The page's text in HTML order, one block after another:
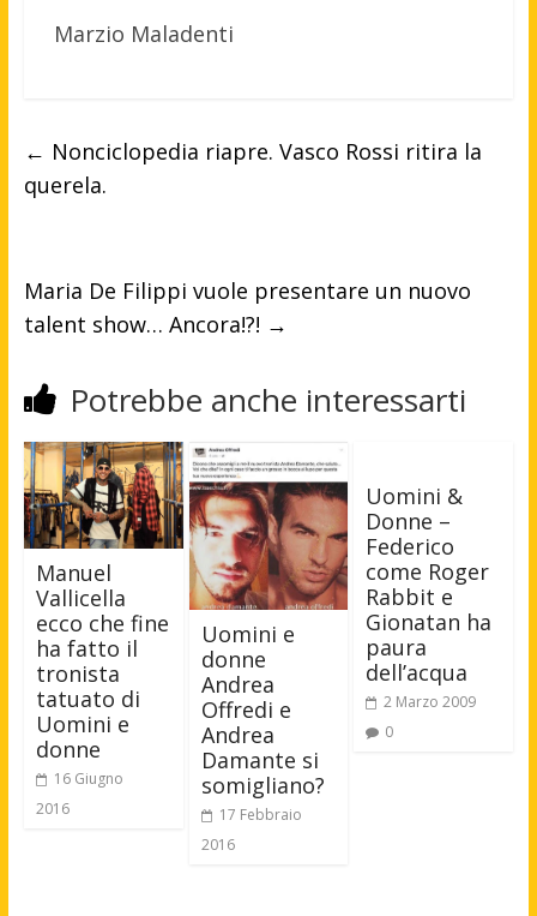
Marzio Maladenti
← Nonciclopedia riapre. Vasco Rossi ritira la
querela.
Maria De Filippi vuole presentare un nuovo
talent show… Ancora!?! →
Potrebbe anche interessarti
Manuel
Vallicella
ecco che fine
ha fatto il
tronista
tatuato di
Uomini e
donne
16 Giugno
2016
Uomini e
donne
Andrea
Offredi e
Andrea
Damante si
somigliano?
17 Febbraio
2016
Uomini &
Donne –
Federico
come Roger
Rabbit e
Gionatan ha
paura
dell’acqua
2 Marzo 2009
0